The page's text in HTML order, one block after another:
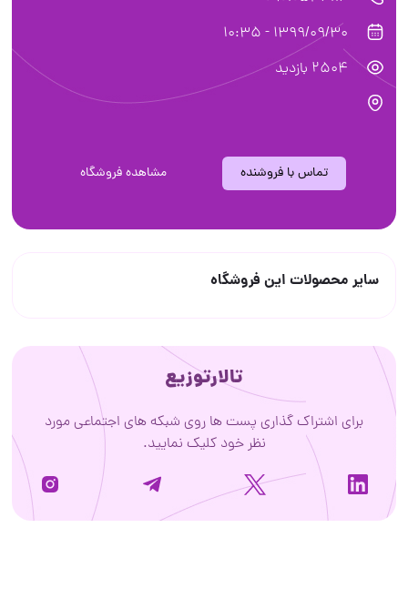
1399/09/30 - 10:35
2504 بازدید
تماس با فروشنده مشاهده فروشگاه
سایر محصولات این فروشگاه
تالارتوزیع
برای اشتراک گذاری پست ها روی شبکه های اجتماعی مورد
نظر خود کلیک نمایید.